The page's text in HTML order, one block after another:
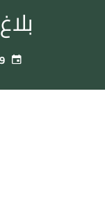
بلاغ 09 يونيو 2021